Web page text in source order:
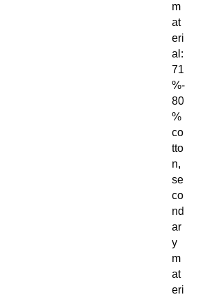
m
at
eri
al:
71
%-
80
%
co
tto
n,
se
co
nd
ar
y
m
at
eri